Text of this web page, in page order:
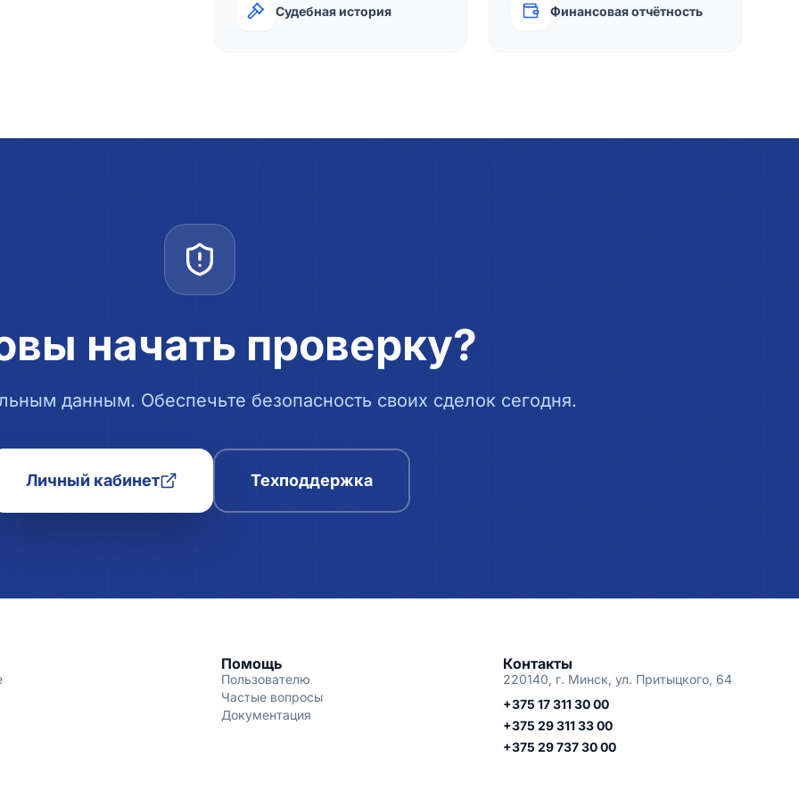
Судебная история Финансовая отчётность
начать проверку?
данным. Обеспечьте безопасность своих сделок сегодня.
Личный кабинет Техподдержка
Помощь
Пользователю
Частые вопросы
Документация
Контакты
220140, г. Минск, ул. Притыцкого, 64
+375 17 311 30 00
+375 29 311 33 00
+375 29 737 30 00